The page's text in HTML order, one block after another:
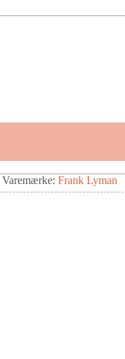
Varemærke: Frank Lyman